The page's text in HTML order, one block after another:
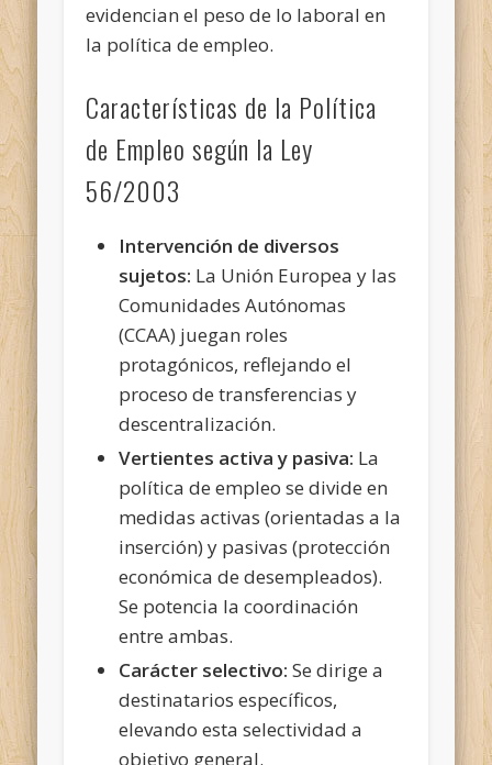
evidencian el peso de lo laboral en
la política de empleo.
Características de la Política
de Empleo según la Ley
56/2003
Intervención de diversos
sujetos: La Unión Europea y las
Comunidades Autónomas
(CCAA) juegan roles
protagónicos, reflejando el
proceso de transferencias y
descentralización.
Vertientes activa y pasiva: La
política de empleo se divide en
medidas activas (orientadas a la
inserción) y pasivas (protección
económica de desempleados).
Se potencia la coordinación
entre ambas.
Carácter selectivo: Se dirige a
destinatarios específicos,
elevando esta selectividad a
objetivo general.